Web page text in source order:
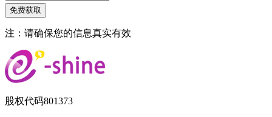
注：请确保您的信息真实有效
股权代码801373